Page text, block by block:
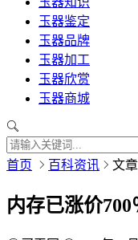
玉器鉴定
玉器品牌
玉器加工
玉器欣赏
玉器商城
首页 百科资讯 文
内存已涨价